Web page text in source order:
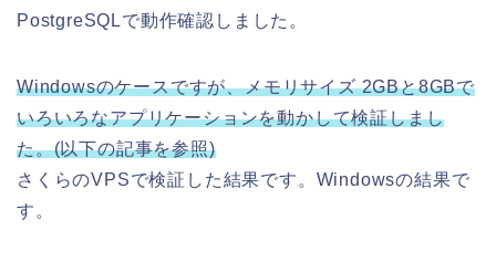
PostgreSQLで動作確認しました。
Windowsのケースですが、メモリサイズ 2GBと8GBで
いろいろなアプリケーションを動かして検証しまし
た。(以下の記事を参照)
さくらのVPSで検証した結果です。Windowsの結果で
す。